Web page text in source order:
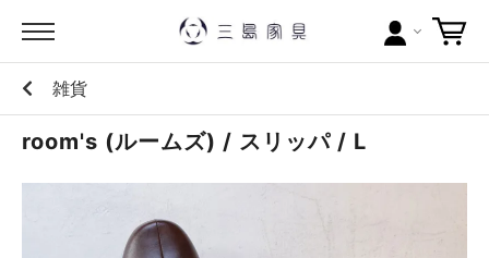
カテゴリー
ブランドから探す
雑貨
room's (ルームズ) / スリッパ / L